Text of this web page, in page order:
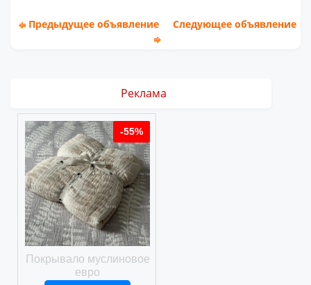
Предыдущее объявление Следующее объявление
Реклама
-55%
Покрывало муслиновое
евро